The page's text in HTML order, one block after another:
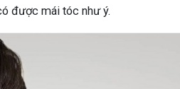
được mái tóc như ý.